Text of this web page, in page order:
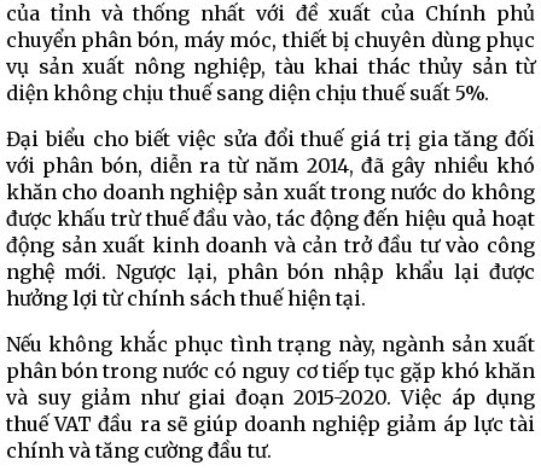
của tỉnh và thống nhất với đề xuất của Chính phủ
chuyển phân bón, máy móc, thiết bị chuyên dùng phục
vụ sản xuất nông nghiệp, tàu khai thác thủy sản từ
diện không chịu thuế sang diện chịu thuế suất 5%.
Đại biểu cho biết việc sửa đổi thuế giá trị gia tăng đối
với phân bón, diễn ra từ năm 2014, đã gây nhiều khó
khăn cho doanh nghiệp sản xuất trong nước do không
được khấu trừ thuế đầu vào, tác động đến hiệu quả hoạt
động sản xuất kinh doanh và cản trở đầu tư vào công
nghệ mới. Ngược lại, phân bón nhập khẩu lại được
hưởng lợi từ chính sách thuế hiện tại.
Nếu không khắc phục tình trạng này, ngành sản xuất
phân bón trong nước có nguy cơ tiếp tục gặp khó khăn
và suy giảm như giai đoạn 2015-2020. Việc áp dụng
thuế VAT đầu ra sẽ giúp doanh nghiệp giảm áp lực tài
chính và tăng cường đầu tư.